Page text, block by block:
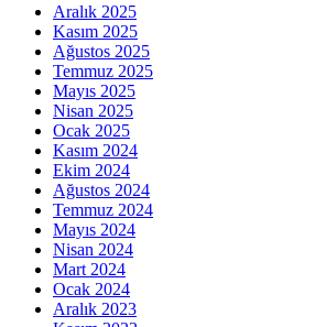
Aralık 2025
Kasım 2025
Ağustos 2025
Temmuz 2025
Mayıs 2025
Nisan 2025
Ocak 2025
Kasım 2024
Ekim 2024
Ağustos 2024
Temmuz 2024
Mayıs 2024
Nisan 2024
Mart 2024
Ocak 2024
Aralık 2023